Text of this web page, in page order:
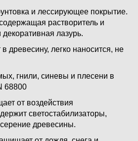
и лессирующее покрытие.
растворитель и
лазурь.
в древесину, легко наносится, не
гнили, синевы и плесени в
68800
от воздействия
светостабилизаторы,
древесины.